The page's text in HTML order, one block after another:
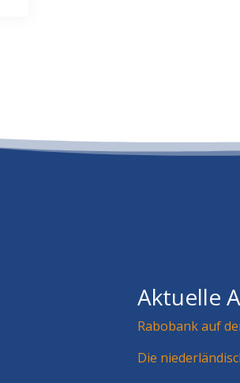
Aktuelle
Rabobank auf
Die